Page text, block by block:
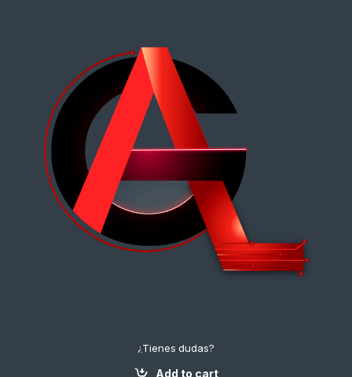
Add to cart
¿Tienes dudas?